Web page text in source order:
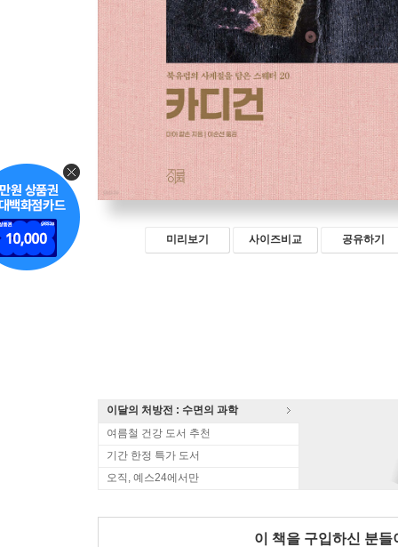
미리보기 사이즈비교 공유하기
이달의 처방전 : 수면의 과학
여름철 건강 도서 추천
기간 한정 특가 도서
오직, 예스24에서만
이 책을 구입하신 분